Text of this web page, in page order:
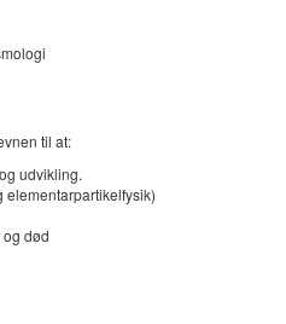
til at:
udvikling.
elementarpartikelfysik)
død